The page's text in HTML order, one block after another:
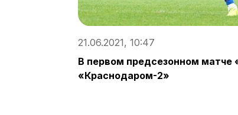
21.06.2021, 10:47
В первом предсезонном матче
«Краснодаром-2»